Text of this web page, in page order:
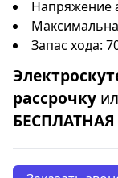
Напряжение
Запас хода:
рассрочку